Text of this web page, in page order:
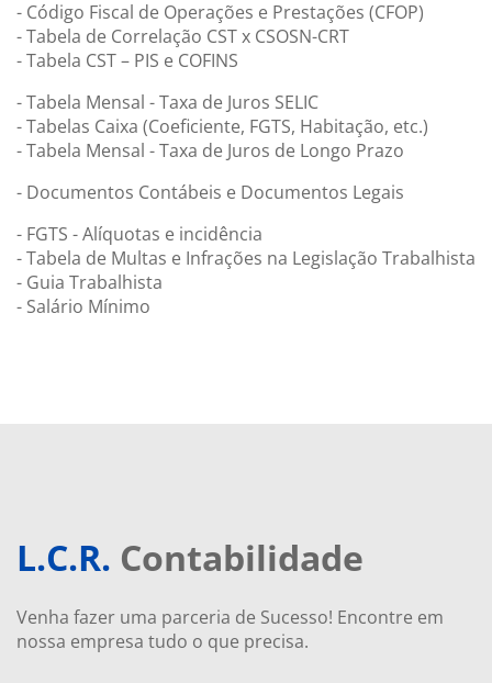
- Código Fiscal de Operações e Prestações (CFOP)
- Tabela de Correlação CST x CSOSN-CRT
- Tabela CST – PIS e COFINS
- Tabela Mensal - Taxa de Juros SELIC
- Tabelas Caixa (Coeficiente, FGTS, Habitação, etc.)
- Tabela Mensal - Taxa de Juros de Longo Prazo
- Documentos Contábeis e Documentos Legais
- FGTS - Alíquotas e incidência
- Tabela de Multas e Infrações na Legislação Trabalhista
- Guia Trabalhista
- Salário Mínimo
L.C.R. Contabilidade
Venha fazer uma parceria de Sucesso! Encontre em
nossa empresa tudo o que precisa.